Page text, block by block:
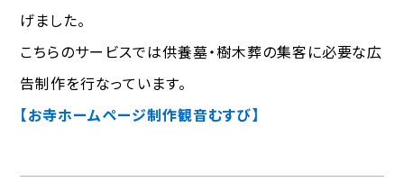
げました。
こちらのサービスでは供養墓・樹木葬の集客に必要な広
告制作を行なっています。
【お寺ホームページ制作観音むすび】